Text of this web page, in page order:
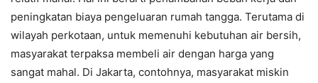
peningkatan biaya pengeluaran rumah tangga. Terutama di
wilayah perkotaan, untuk memenuhi kebutuhan air bersih,
masyarakat terpaksa membeli air dengan harga yang
sangat mahal. Di Jakarta, contohnya, masyarakat miskin